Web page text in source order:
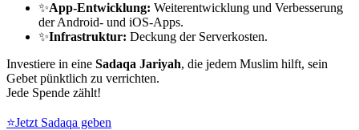
✨App-Entwicklung: Weiterentwicklung und Verbesserung
der Android- und iOS-Apps.
✨Infrastruktur: Deckung der Serverkosten.
Investiere in eine Sadaqa Jariyah, die jedem Muslim hilft, sein
Gebet pünktlich zu verrichten.
Jede Spende zählt!
⭐Jetzt Sadaqa geben